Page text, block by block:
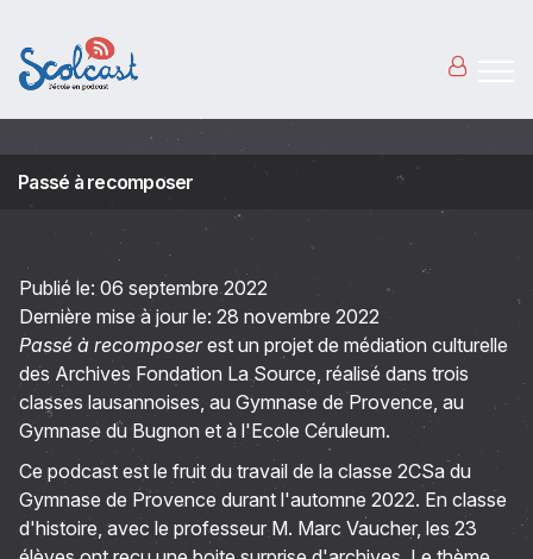
Passé à recomposer
Publié le: 06 septembre 2022
Dernière mise à jour le: 28 novembre 2022
Passé à recomposerest un projet de médiation culturelle
des Archives Fondation La Source, réalisé dans trois
classes lausannoises, au Gymnase de Provence, au
Gymnase du Bugnon et à l'Ecole Céruleum.
Ce podcast est le fruit du travail de la classe 2CSa du
Gymnase de Provence durant l'automne 2022. En classe
d'histoire, avec le professeur M. Marc Vaucher, les 23